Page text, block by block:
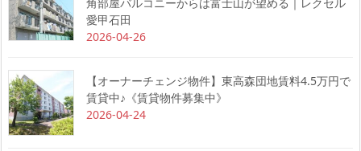
愛甲石田
2026-04-26
【オーナーチェンジ物件】東高森団地賃料4.5万円で
賃貸中♪《賃貸物件募集中》
2026-04-24